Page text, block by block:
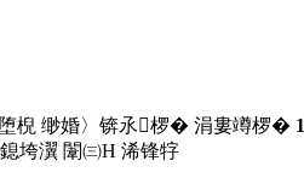
棿 缈婚〉锛氶椤� 涓婁竴椤� 1
鎴垮瀷 闈㈢Н 浠锋牸